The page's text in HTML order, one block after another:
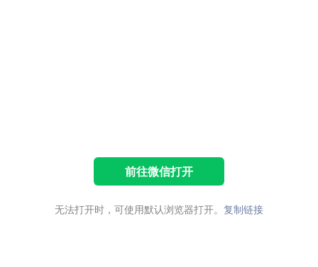
前往微信打开
无法打开时，可使用默认浏览器打开。 复制链接